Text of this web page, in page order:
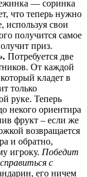
— соринка
что теперь нужно
используя свои
получится самое
приз.
Потребуется две
От каждой
кладет в
только
руке. Теперь
некого ориентира
фрукт – если же
возвращается
и обратно,
игроку. Победит
с
его ничем